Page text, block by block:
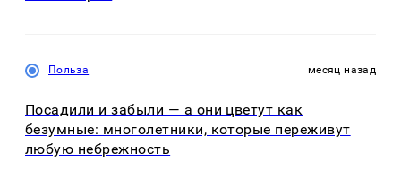
Польза месяц назад
Посадили и забыли — а они цветут как
безумные: многолетники, которые переживут
любую небрежность